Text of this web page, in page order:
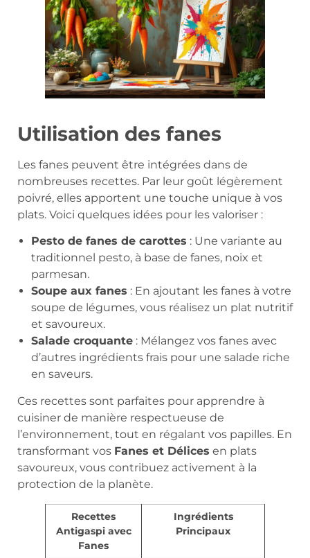
Utilisation des fanes
Les fanes peuvent être intégrées dans de
nombreuses recettes. Par leur goût légèrement
poivré, elles apportent une touche unique à vos
plats. Voici quelques idées pour les valoriser :
Pesto de fanes de carottes : Une variante au
traditionnel pesto, à base de fanes, noix et
parmesan.
Soupe aux fanes : En ajoutant les fanes à votre
soupe de légumes, vous réalisez un plat nutritif
et savoureux.
Salade croquante : Mélangez vos fanes avec
d’autres ingrédients frais pour une salade riche
en saveurs.
Ces recettes sont parfaites pour apprendre à
cuisiner de manière respectueuse de
l’environnement, tout en régalant vos papilles. En
transformant vos Fanes et Délices en plats
savoureux, vous contribuez activement à la
protection de la planète.
Recettes
Antigaspi avec
Fanes
Ingrédients
Principaux